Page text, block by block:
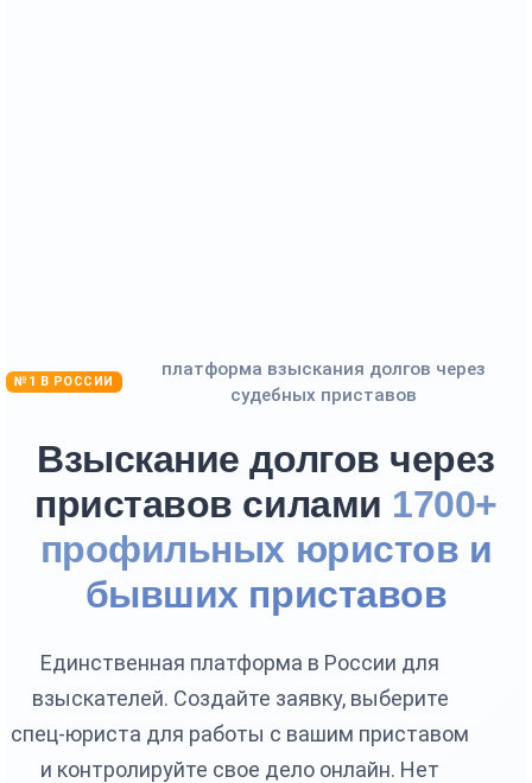
№1 В РОССИИ
платформа взыскания долгов через
судебных приставов
Взыскание долгов через
приставов силами 1700+
профильных юристов и
бывших приставов
Единственная платформа в России для
взыскателей. Создайте заявку, выберите
спец-юриста для работы с вашим приставом
и контролируйте свое дело онлайн. Нет